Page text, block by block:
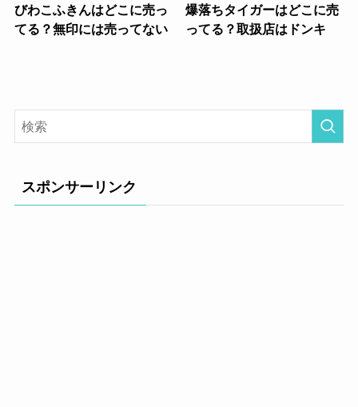
びわこふきんはどこに売っ
てる？無印には売ってない
爆落ちタイガーはどこに売
ってる？取扱店はドンキ
スポンサーリンク